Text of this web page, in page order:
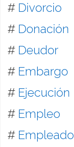
# Divorcio
# Donación
# Deudor
# Embargo
# Ejecución
# Empleo
# Empleado